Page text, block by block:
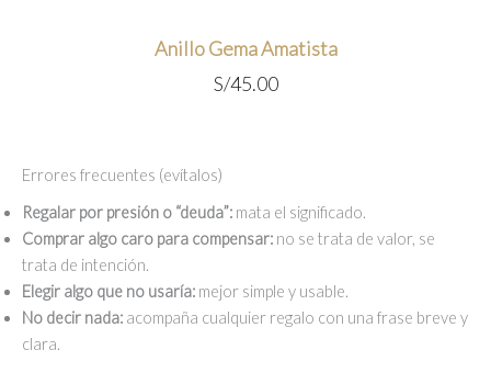
Anillo Gema Amatista
S/45.00
Errores frecuentes (evítalos)
Regalar por presión o “deuda”: mata el significado.
Comprar algo caro para compensar: no se trata de valor, se
trata de intención.
Elegir algo que no usaría: mejor simple y usable.
No decir nada: acompaña cualquier regalo con una frase breve y
clara.